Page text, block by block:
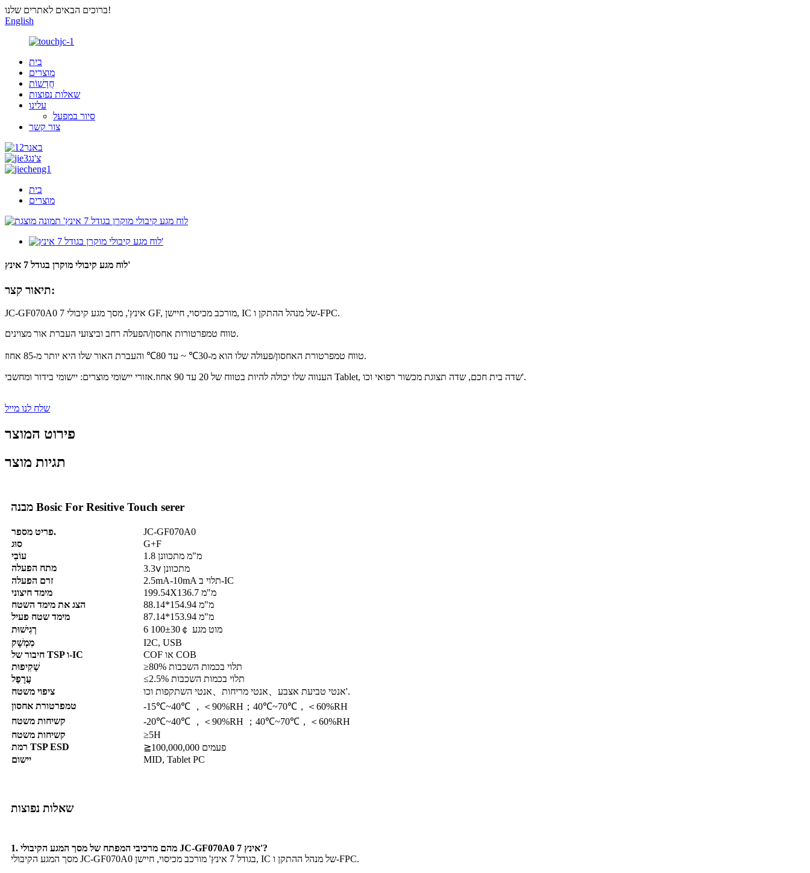
ברוכים הבאים לאתרים שלנו!
English
בית
מוצרים
חֲדָשׁוֹת
שאלות נפוצות
עלינו
סיור במפעל
צור קשר
בית
מוצרים
לוח מגע קיבולי מוקרן בגודל 7 אינץ'
תיאור קצר:
JC-GF070A0 7 אינץ', מסך מגע קיבולי GF, מורכב מכיסוי, חיישן, IC של מנהל ההתקן ו-FPC.
טווח טמפרטורות אחסון/הפעלה רחב וביצועי העברת אור מצוינים.
טווח טמפרטורת האחסון/פעולה שלו הוא מ-30℃ ~ עד 80℃ והעברת האור שלו היא יותר מ-85 אחוז.
הענווה שלו יכולה להיות בטווח של 20 עד 90 אחוז.אזורי יישומי מוצרים: יישומי בידור ומחשבי Tablet, שדה בית חכם, שדה תצוגת מכשור רפואי וכו'.
שלח לנו מייל
פירוט המוצר
תגיות מוצר
מבנה Bosic For Resitive Touch serer
פריט מספר.
JC-GF070A0
סוּג
G+F
עוֹבִי
1.8 מ"מ מתכוונן
מתח הפעלה
3.3ⅴ מתכוונן
זרם הפעלה
2.5mA-10mA תלוי ב-IC
מימד חיצוני
199.54X136.7 מ"מ
הצג את מימד השטח
88.14*154.94 מ"מ
מימד שטח פעיל
87.14*153.94 מ"מ
רְגִישׁוּת
מוט מגע 100±30￠ 6
מִמְשָׁק
I2C, USB
חיבור של TSP ו-IC
COF או COB
שְׁקִיפוּת
≥80% תלוי בכמות השכבות
עֲרָפֶל
≤2.5% תלוי בכמות השכבות
ציפוי משטח
אנטי טביעת אצבע、אנטי מריחות、אנטי השתקפות וכו'.
טמפרטורת אחסון
-15℃~40℃ ，＜90%RH；40℃~70℃，＜60%RH
קשיחות משטח
-20℃~40℃ ，＜90%RH ；40℃~70℃，＜60%RH
קשיחות משטח
≥5H
רמת TSP ESD
≧100,000,000 פעמים
יישום
MID, Tablet PC
שאלות נפוצות
1. מהם מרכיבי המפתח של מסך המגע הקיבולי JC-GF070A0 7 אינץ'?
מסך המגע הקיבולי JC-GF070A0 בגודל 7 אינץ' מורכב מכיסוי, חיישן, IC של מנהל ההתקן ו-FPC.